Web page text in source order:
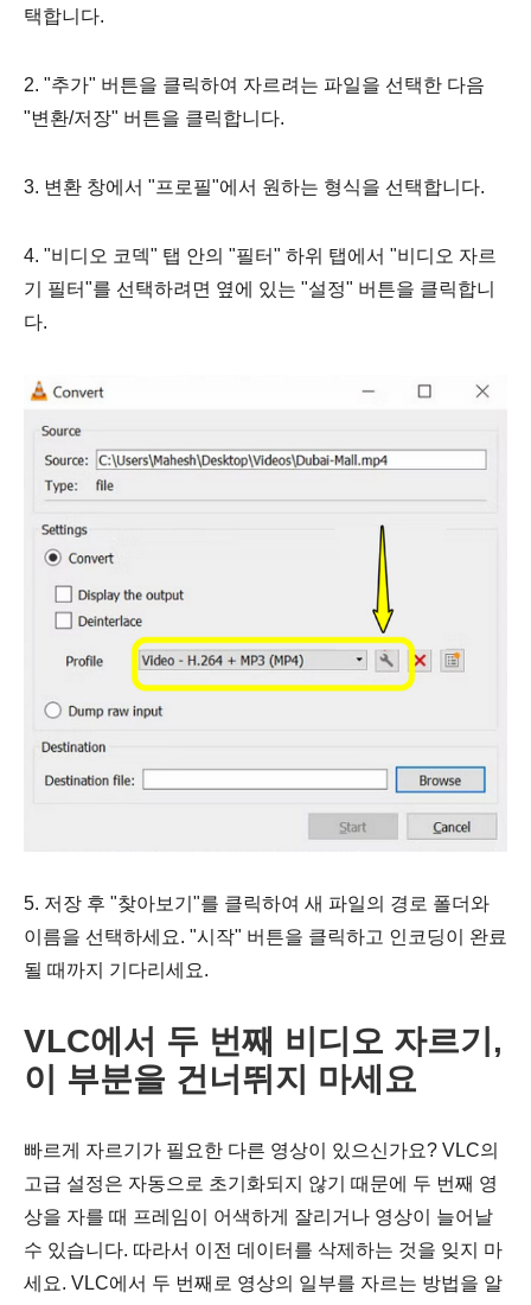
택합니다.
2. "추가" 버튼을 클릭하여 자르려는 파일을 선택한 다음
"변환/저장" 버튼을 클릭합니다.
3. 변환 창에서 "프로필"에서 원하는 형식을 선택합니다.
4. "비디오 코덱" 탭 안의 "필터" 하위 탭에서 "비디오 자르
기 필터"를 선택하려면 옆에 있는 "설정" 버튼을 클릭합니
다.
5. 저장 후 "찾아보기"를 클릭하여 새 파일의 경로 폴더와
이름을 선택하세요. "시작" 버튼을 클릭하고 인코딩이 완료
될 때까지 기다리세요.
VLC에서 두 번째 비디오 자르기,
이 부분을 건너뛰지 마세요
빠르게 자르기가 필요한 다른 영상이 있으신가요? VLC의
고급 설정은 자동으로 초기화되지 않기 때문에 두 번째 영
상을 자를 때 프레임이 어색하게 잘리거나 영상이 늘어날
수 있습니다. 따라서 이전 데이터를 삭제하는 것을 잊지 마
세요. VLC에서 두 번째로 영상의 일부를 자르는 방법을 알